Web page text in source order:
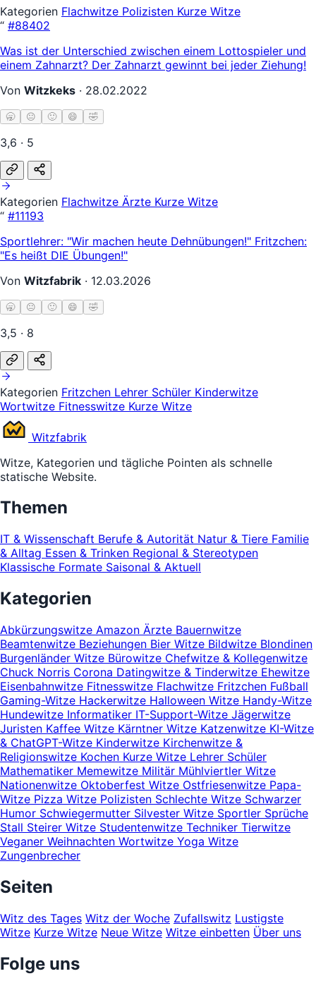
Kategorien Flachwitze Polizisten Kurze Witze
“ #88402
Was ist der Unterschied zwischen einem Lottospieler und
einem Zahnarzt? Der Zahnarzt gewinnt bei jeder Ziehung!
Von Witzkeks · 28.02.2022
🥱 😐 🙂 😄 🤣
3,6 · 5
Kategorien Flachwitze Ärzte Kurze Witze
“ #11193
Sportlehrer: "Wir machen heute Dehnübungen!" Fritzchen:
"Es heißt DIE Übungen!"
Von Witzfabrik · 12.03.2026
🥱 😐 🙂 😄 🤣
3,5 · 8
Kategorien Fritzchen Lehrer Schüler Kinderwitze
Wortwitze Fitnesswitze Kurze Witze
Witzfabrik
Witze, Kategorien und tägliche Pointen als schnelle
statische Website.
Themen
IT & Wissenschaft Berufe & Autorität Natur & Tiere Familie
& Alltag Essen & Trinken Regional & Stereotypen
Klassische Formate Saisonal & Aktuell
Kategorien
Abkürzungswitze Amazon Ärzte Bauernwitze
Beamtenwitze Beziehungen Bier Witze Bildwitze Blondinen
Burgenländer Witze Bürowitze Chefwitze & Kollegenwitze
Chuck Norris Corona Datingwitze & Tinderwitze Ehewitze
Eisenbahnwitze Fitnesswitze Flachwitze Fritzchen Fußball
Gaming-Witze Hackerwitze Halloween Witze Handy-Witze
Hundewitze Informatiker IT-Support-Witze Jägerwitze
Juristen Kaffee Witze Kärntner Witze Katzenwitze KI-Witze
& ChatGPT-Witze Kinderwitze Kirchenwitze &
Religionswitze Kochen Kurze Witze Lehrer Schüler
Mathematiker Memewitze Militär Mühlviertler Witze
Nationenwitze Oktoberfest Witze Ostfriesenwitze Papa-
Witze Pizza Witze Polizisten Schlechte Witze Schwarzer
Humor Schwiegermutter Silvester Witze Sportler Sprüche
Stall Steirer Witze Studentenwitze Techniker Tierwitze
Veganer Weihnachten Wortwitze Yoga Witze
Zungenbrecher
Seiten
Witz des Tages Witz der Woche Zufallswitz Lustigste
Witze Kurze Witze Neue Witze Witze einbetten Über uns
Folge uns